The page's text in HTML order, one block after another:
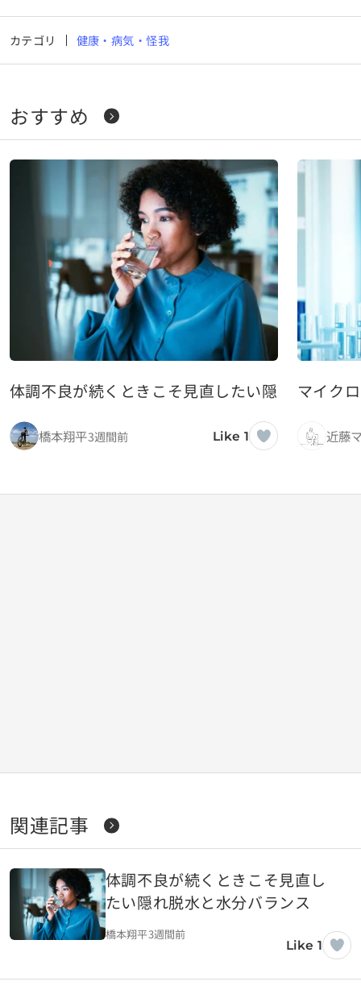
カテゴリ 健康・病気・怪我
おすすめ
体調不良が続くときこそ見直したい隠れ脱水と
橋本翔平3週間前 Like 1
マイク
近藤
関連記事
体調不良が続くときこそ見直し
たい隠れ脱水と水分バランス
橋本翔平3週間前
Like 1